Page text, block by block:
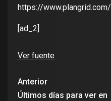
https://www.plangrid.com/
[ad_2]
Ver fuente
Anterior
Últimos días para ver en